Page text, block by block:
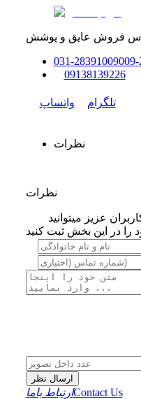
فروش عایق و پوشش
91009009
-
031
09138139226
تلگرام واتساپ
نظرات
نظرات
عزیز میتوانید
را در این بخش ثبت کنید
ارسال نظر
ارتباط باماContact Us